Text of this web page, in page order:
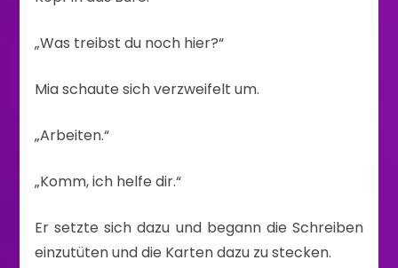
„Was treibst du noch hier?“
Mia schaute sich verzweifelt um.
„Arbeiten.“
„Komm, ich helfe dir.“
Er setzte sich dazu und begann die Schreiben
einzutüten und die Karten dazu zu stecken.